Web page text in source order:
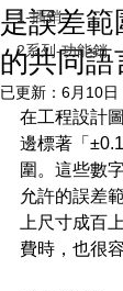
1-插銷
2系列-功能銷
是誤差範
的共同語
已更新： 6月10日
在工程設計
邊標著「
圍。這些數
允許的誤差
上尺寸成百
費時，也很